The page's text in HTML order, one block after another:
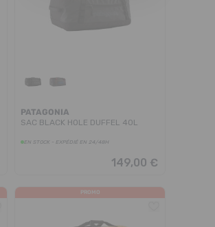
PATAGONIA
SAC BLACK HOLE DUFFEL 40L
EN STOCK - EXPÉDIÉ EN 24/48H
149,00 €
PROMO